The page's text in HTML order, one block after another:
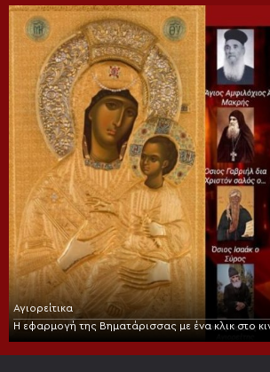
Αγιορείτικα
Η εφαρμογή της Βηματάρισσας με ένα κλικ στο